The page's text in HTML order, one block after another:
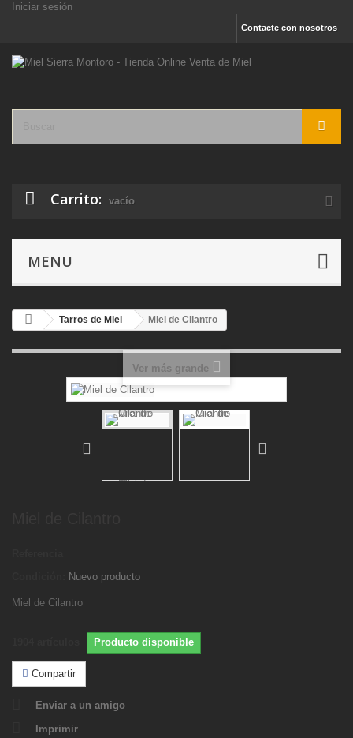
Iniciar sesión
Contacte con nosotros
Carrito: vacío
MENU
Tarros de Miel Miel de Cilantro
Ver más grande
Nuevo producto
Miel de Cilantro
Producto disponible
Compartir
Enviar a un amigo
Imprimir